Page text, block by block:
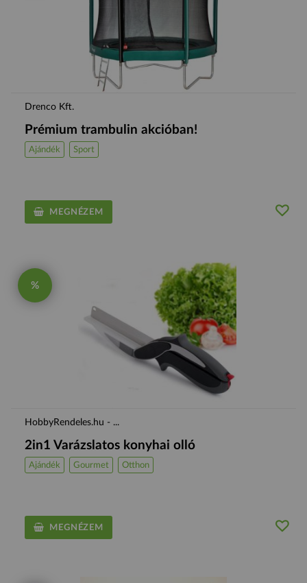
Drenco Kft.
Prémium trambulin akcióban!
Ajándék Sport
MEGNÉZEM
%
HobbyRendeles.hu - ...
2in1 Varázslatos konyhai olló
Ajándék Gourmet Otthon
MEGNÉZEM